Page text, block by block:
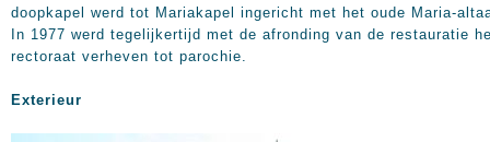
doopkapel werd tot Mariakapel ingericht met het oude Maria-
In 1977 werd tegelijkertijd met de afronding van de restauratie
rectoraat verheven tot parochie.
Exterieur